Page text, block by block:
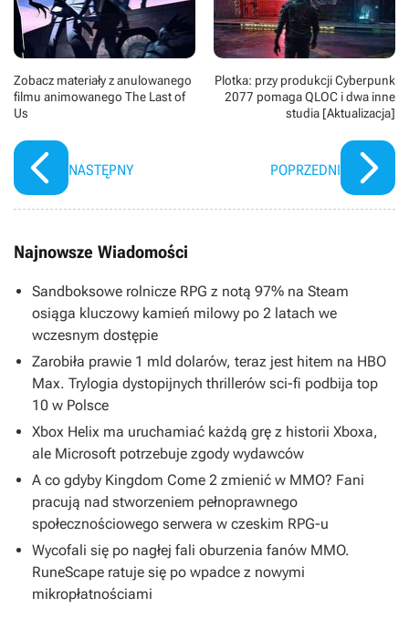
Zobacz materiały z anulowanego
filmu animowanego The Last of
Us
NASTĘPNY
Plotka: przy produkcji Cyberpunk
2077 pomaga QLOC i dwa inne
studia [Aktualizacja]
POPRZEDNI
Najnowsze Wiadomości
Sandboksowe rolnicze RPG z notą 97% na Steam
osiąga kluczowy kamień milowy po 2 latach we
wczesnym dostępie
Zarobiła prawie 1 mld dolarów, teraz jest hitem na HBO
Max. Trylogia dystopijnych thrillerów sci-fi podbija top
10 w Polsce
Xbox Helix ma uruchamiać każdą grę z historii Xboxa,
ale Microsoft potrzebuje zgody wydawców
A co gdyby Kingdom Come 2 zmienić w MMO? Fani
pracują nad stworzeniem pełnoprawnego
społecznościowego serwera w czeskim RPG-u
Wycofali się po nagłej fali oburzenia fanów MMO.
RuneScape ratuje się po wpadce z nowymi
mikropłatnościami